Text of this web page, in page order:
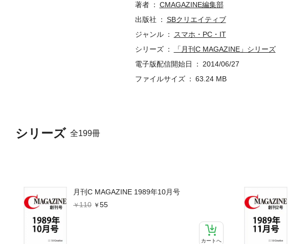
シリーズ 全199冊
月刊C MAGAZINE 1989年10月号
110
55
カートへ
で、全199号が発行されたプログラミング技
まよみががえります。【特集】Cプログラム設
著者
CMAGAZINE編集部
出版社
SBクリエイティブ
ジャンル
スマホ・PC・IT
シリーズ
「月刊C MAGAZINE」シリーズ
電子版配信開始日
2014/06/27
ファイルサイズ
63.24 MB